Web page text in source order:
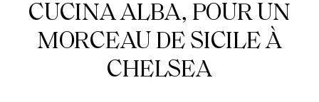
CUCINA ALBA, POUR UN
MORCEAU DE SICILE À
CHELSEA